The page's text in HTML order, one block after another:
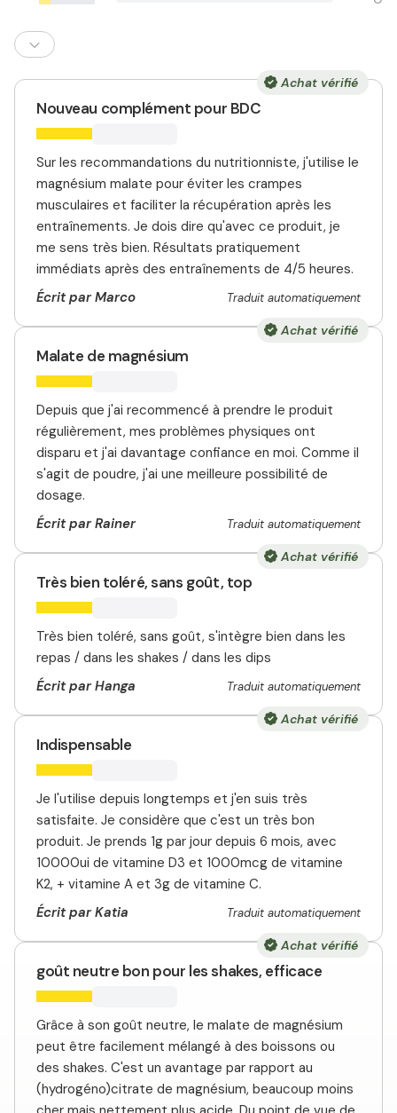
Achat vérifié
Nouveau complément pour BDC
Sur les recommandations du nutritionniste, j'utilise le
magnésium malate pour éviter les crampes
musculaires et faciliter la récupération après les
entraînements. Je dois dire qu'avec ce produit, je
me sens très bien. Résultats pratiquement
immédiats après des entraînements de 4/5 heures.
Écrit par Marco
Traduit automatiquement
Achat vérifié
Malate de magnésium
Depuis que j'ai recommencé à prendre le produit
régulièrement, mes problèmes physiques ont
disparu et j'ai davantage confiance en moi. Comme il
s'agit de poudre, j'ai une meilleure possibilité de
dosage.
Écrit par Rainer
Traduit automatiquement
Achat vérifié
Très bien toléré, sans goût, top
Très bien toléré, sans goût, s'intègre bien dans les
repas / dans les shakes / dans les dips
Écrit par Hanga
Traduit automatiquement
Achat vérifié
Indispensable
Je l'utilise depuis longtemps et j'en suis très
satisfaite. Je considère que c'est un très bon
produit. Je prends 1g par jour depuis 6 mois, avec
10000ui de vitamine D3 et 1000mcg de vitamine
K2, + vitamine A et 3g de vitamine C.
Écrit par Katia
Traduit automatiquement
Achat vérifié
goût neutre bon pour les shakes, efficace
Grâce à son goût neutre, le malate de magnésium
peut être facilement mélangé à des boissons ou
des shakes. C'est un avantage par rapport au
(hydrogéno)citrate de magnésium, beaucoup moins